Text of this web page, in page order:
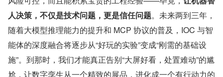
人决策，不仅是技术问题，更是信任问题。未来两到三年，
随着大模型推理能力的提升和 MCP 协议的普及，IOC 与智
能体的深度融合将逐步从“好玩的实验”变成“刚需的基础设
施”。到那时，我们才能真正告别“大屏好看，处置难动”的尴
尬，让数字孪生从一个精致的展品，进化成一个有行动力的